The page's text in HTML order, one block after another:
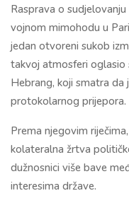
Rasprava o
vojnom mimohodu u
jedan otvoreni sukob
takvoj atmosferi oglasio
Hebrang, koji smatra
protokolarnog prijepora.
Prema njegovim
kolateralna žrtva
dužnosnici više bave
interesima države.